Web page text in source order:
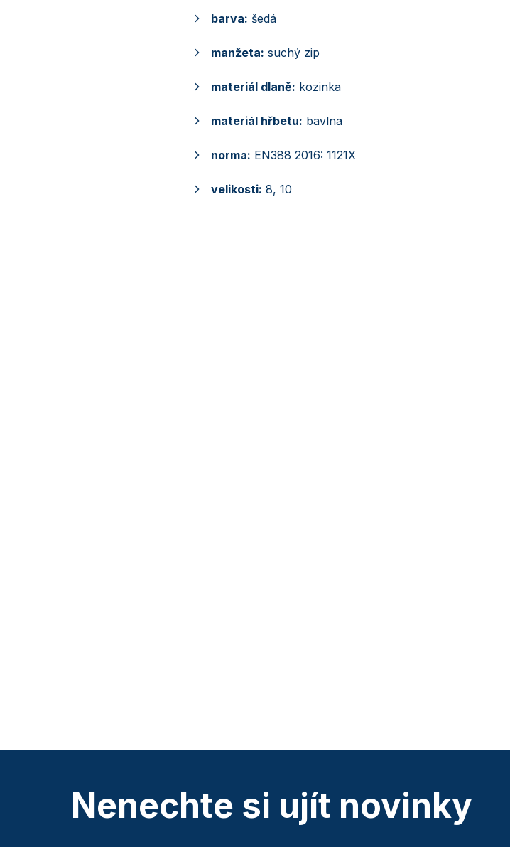
barva: šedá
manžeta: suchý zip
materiál dlaně: kozinka
materiál hřbetu: bavlna
norma: EN388 2016: 1121X
velikosti: 8, 10
Nenechte si ujít novinky